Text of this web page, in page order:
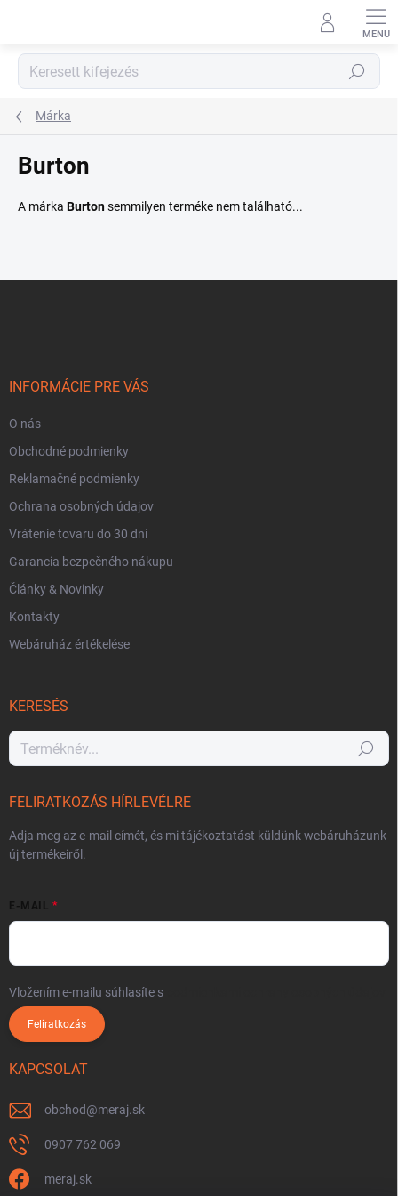
tartalomhoz
Keresés
Márka
Burton
A márka Burtonsemmilyen terméke nem található...
INFORMÁCIE PRE VÁS
O nás
Obchodné podmienky
Reklamačné podmienky
Ochrana osobných údajov
Vrátenie tovaru do 30 dní
Garancia bezpečného nákupu
Články & Novinky
Kontakty
Webáruház értékelése
KERESÉS
Keresés
FELIRATKOZÁS HÍRLEVÉLRE
Adja meg az e-mail címét, és mi tájékoztatást küldünk webáruházunk
új termékeiről.
E-MAIL
Vložením e-mailu súhlasíte s
Feliratkozás
KAPCSOLAT
obchod@meraj.sk
0907 762 069
meraj.sk